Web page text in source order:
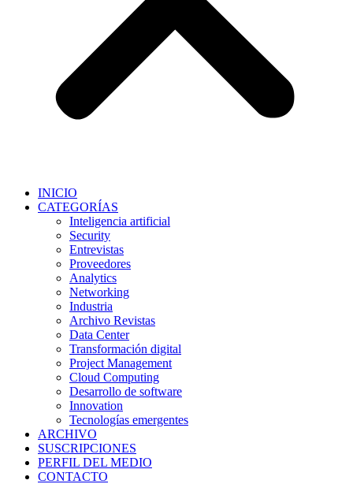
INICIO
CATEGORÍAS
Inteligencia artificial
Security
Entrevistas
Proveedores
Analytics
Networking
Industria
Archivo Revistas
Data Center
Transformación digital
Project Management
Cloud Computing
Desarrollo de software
Innovation
Tecnologías emergentes
ARCHIVO
SUSCRIPCIONES
PERFIL DEL MEDIO
CONTACTO